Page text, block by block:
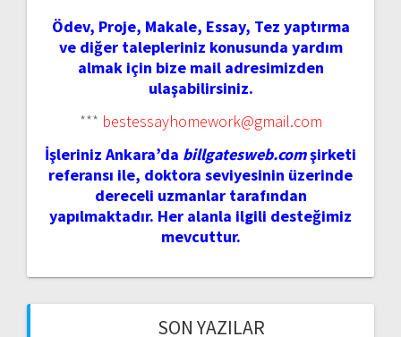
Ödev, Proje, Makale, Essay, Tez yaptırma
ve diğer talepleriniz konusunda yardım
almak için bize mail adresimizden
ulaşabilirsiniz.
*** bestessayhomework@gmail.com
İşleriniz Ankara’da billgatesweb.comşirketi
referansı ile, doktora seviyesinin üzerinde
dereceli uzmanlar tarafından
yapılmaktadır. Her alanla ilgili desteğimiz
mevcuttur.
SON YAZILAR